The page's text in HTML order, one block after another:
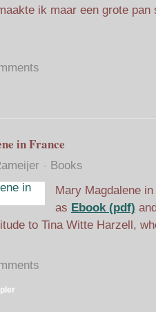
ik maar een grote
in France
Books
Mary Magdalene
as Ebook (pdf) and
to Tina Witte Harzell,